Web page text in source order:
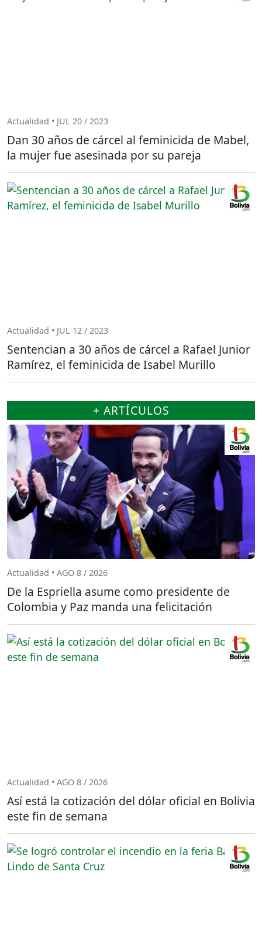
Actualidad • JUL 20 / 2023
Dan 30 años de cárcel al feminicida de Mabel,
la mujer fue asesinada por su pareja
Actualidad • JUL 12 / 2023
Sentencian a 30 años de cárcel a Rafael Junior
Ramírez, el feminicida de Isabel Murillo
+ ARTÍCULOS
Actualidad • AGO 8 / 2026
De la Espriella asume como presidente de
Colombia y Paz manda una felicitación
Actualidad • AGO 8 / 2026
Así está la cotización del dólar oficial en Bolivia
este fin de semana